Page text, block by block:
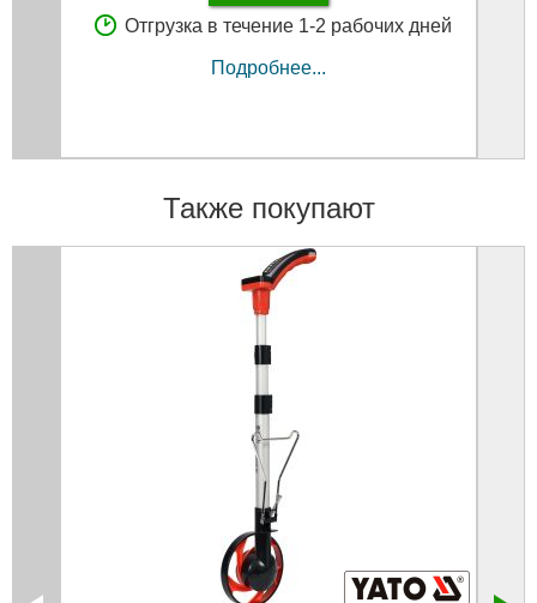
Отгрузка в течение 1-2 рабочих дней
Подробнее...
Также покупают